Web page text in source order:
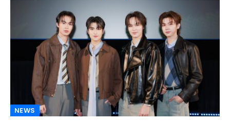
NEWS